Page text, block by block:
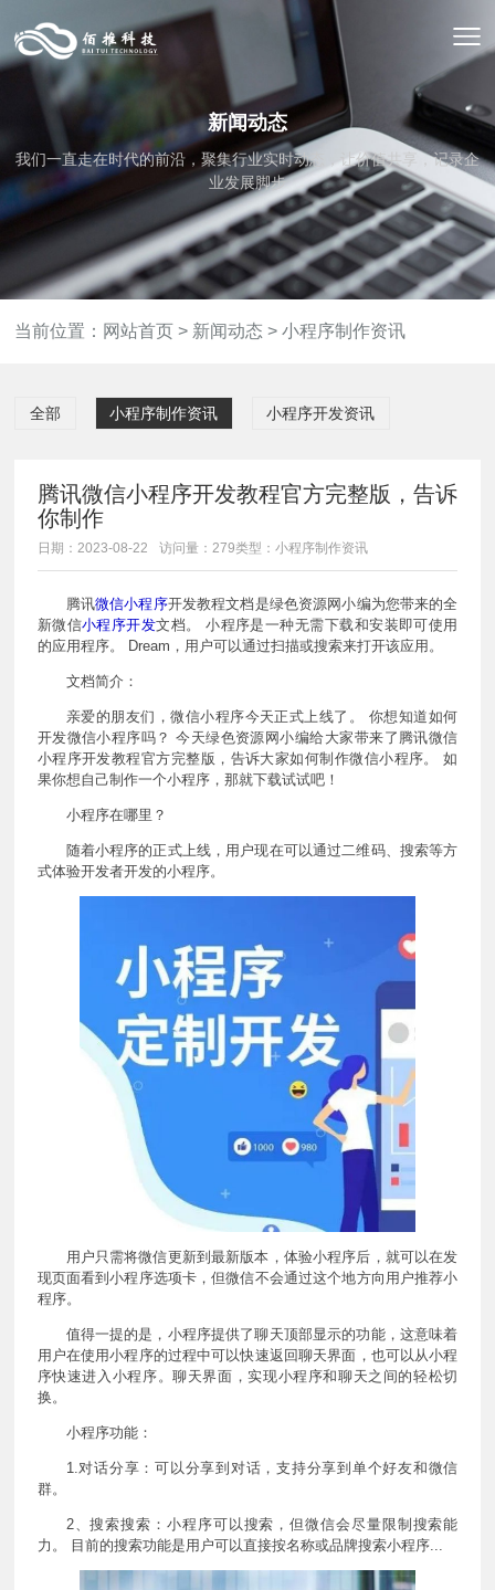
新闻动态
我们一直走在时代的前沿，聚集行业实时动态，让价值共享，记录企
业发展脚步
当前位置： 网站首页 > 新闻动态 >小程序制作资讯
全部 小程序制作资讯 小程序开发资讯
腾讯微信小程序开发教程官方完整版，告诉
你制作
日期：2023-08-22 访问量：279类型：小程序制作资讯
腾讯微信小程序开发教程文档是绿色资源网小编为您带来的全
新微信小程序开发文档。 小程序是一种无需下载和安装即可使用
的应用程序。 Dream，用户可以通过扫描或搜索来打开该应用。
文档简介：
亲爱的朋友们，微信小程序今天正式上线了。 你想知道如何
开发微信小程序吗？ 今天绿色资源网小编给大家带来了腾讯微信
小程序开发教程官方完整版，告诉大家如何制作微信小程序。 如
果你想自己制作一个小程序，那就下载试试吧！
小程序在哪里？
随着小程序的正式上线，用户现在可以通过二维码、搜索等方
式体验开发者开发的小程序。
用户只需将微信更新到最新版本，体验小程序后，就可以在发
现页面看到小程序选项卡，但微信不会通过这个地方向用户推荐小
程序。
值得一提的是，小程序提供了聊天顶部显示的功能，这意味着
用户在使用小程序的过程中可以快速返回聊天界面，也可以从小程
序快速进入小程序。聊天界面，实现小程序和聊天之间的轻松切
换。
小程序功能：
1.对话分享：可以分享到对话，支持分享到单个好友和微信
群。
2、搜索搜索：小程序可以搜索，但微信会尽量限制搜索能
力。 目前的搜索功能是用户可以直接按名称或品牌搜索小程序...